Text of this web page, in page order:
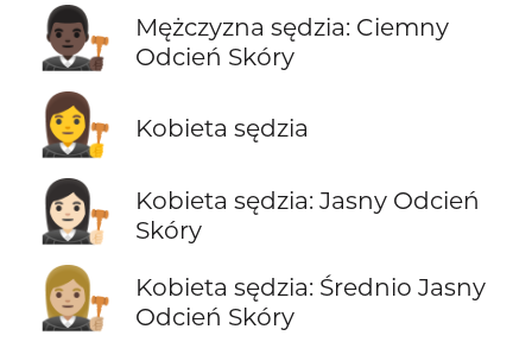
👨🏿‍⚖️
Mężczyzna sędzia: Ciemny
Odcień Skóry
👩‍⚖️ Kobieta sędzia
👩🏻‍⚖️
Kobieta sędzia: Jasny Odcień
Skóry
👩🏼‍⚖️
Kobieta sędzia: Średnio Jasny
Odcień Skóry